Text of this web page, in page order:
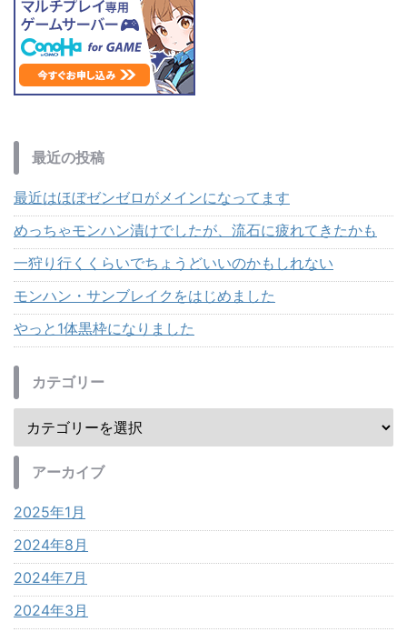
最近の投稿
最近はほぼゼンゼロがメインになってます
めっちゃモンハン漬けでしたが、流石に疲れてきたかも
一狩り行くくらいでちょうどいいのかもしれない
モンハン・サンブレイクをはじめました
やっと1体黒枠になりました
カテゴリー
アーカイブ
2025年1月
2024年8月
2024年7月
2024年3月